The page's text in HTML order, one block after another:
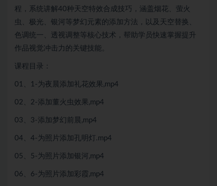
程，系统讲解40种天空特效合成技巧，涵盖烟花、萤火
虫、极光、银河等梦幻元素的添加方法，以及天空替换、
色调统一、透视调整等核心技术，帮助学员快速掌握提升
作品视觉冲击力的关键技能。
课程目录：
01、1-为夜晨添加礼花效果,mp4
02、2-添加董火虫效果,mp4
03、3-添加梦幻前晨,mp4
04、4-为照片添加孔明灯.mp4
05、5-为照片添加银河,mp4
06、6-为照片添加彩霞,mp4